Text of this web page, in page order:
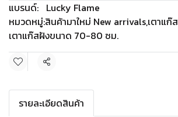
แบรนด์: Lucky Flame
หมวดหมู่:สินค้ามาใหม่ New arrivals,เตาแก๊ส
เตาแก๊สฝังขนาด 70-80 ซม.
แชร์
รายละเอียดสินค้า